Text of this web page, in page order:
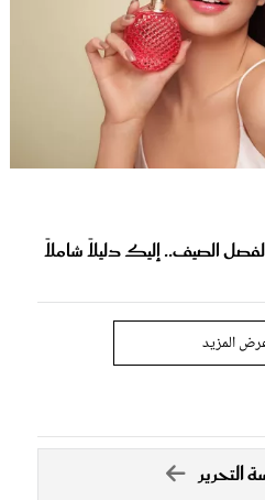
لفصل الصيف.. إليك دليلاً شاملاً
المزيد
التحرير